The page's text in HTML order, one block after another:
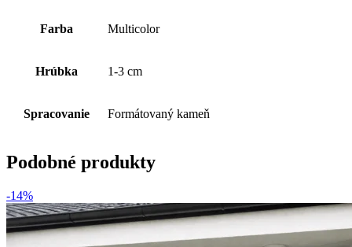
Farba Multicolor
Hrúbka 1-3 cm
Spracovanie Formátovaný kameň
Podobné produkty
-14%